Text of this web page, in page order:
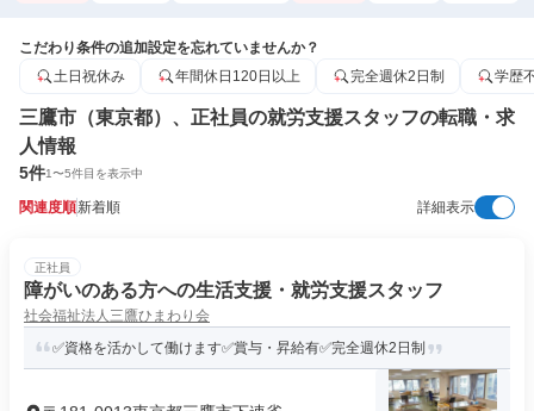
こだわり条件の追加設定を忘れていませんか？
土日祝休み
年間休日120日以上 完全週休2日制 学歴
三鷹市（東京都）、正社員の就労支援スタッフの転職・求
人情報
5件1〜5件目を表示中
関連度順新着順 詳細表示
正社員
障がいのある方への生活支援・就労支援スタッフ
社会福祉法人三鷹ひまわり会
✅資格を活かして働けます✅賞与・昇給有✅完全週休2日制